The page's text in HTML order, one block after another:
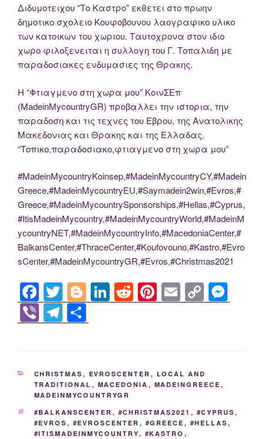
Διδυμοτειχου “Το Καστρο” εκθετει στο πρωην
δημοτικο σχολειο Κουφοβουνου λαογραφικο υλικο
των κατοικων του χωριου. Ταυτοχρονα στον ιδιο
χωρο φιλοξενειται η συλλογη του Γ. Τοπαλιδη με
παραδοσιακες ενδυμασιες της Θρακης.
Η “Φτιαγμενο στη χωρα μου” ΚοινΣΕπ
(MadeinMycountryGR) προβαλλει την ιστορια, την
παραδοση και τις τεχνες του Εβρου, της Ανατολικης
Mακεδονιας και Θρακης και της Ελλαδας.
“Τοπικο,παραδοσιακο,φτιαγμενο στη χωρα μου”
#MadeinMycountryKoinsep,#MadeinMycountryCY,#Madein
Greece,#MadeinMycountryEU,#Saymadein2win,#Evros,#
Greece,#MadeinMycountrySponsorships,#Hellas,#Cyprus,
#ItisMadeinMycountry,#MadeinMycountryWorld,#MadeinM
ycountryNET,#MadeinMycountryInfo,#MacedoniaCenter,#
BalkansCenter,#ThraceCenter,#Koufovouno,#Kastro,#Evro
sCenter,#MadeinMycountryGR,#Evros,#Christmas2021
F
a
c
e
b
o
o
k
T
wi
tt
er
Bl
o
g
g
er
Li
n
e
dI
n
R
e
di
t
Pi
nt
e
st
E
m
C
o
y
Li
n
k
e
e
er
Vi
b
er
T
el
e
gr
a
m
h
ar
e
CATEGORIES
CHRISTMAS , EVROSCENTER , LOCAL AND
TRADITIONAL , MACEDONIA , MADEINGREECE ,
MADEINMYCOUNTRYGR
TAGS
#BALKANSCENTER , #CHRISTMAS2021 , #CYPRUS ,
#EVROS , #EVROSCENTER , #GREECE , #HELLAS ,
#ITISMADEINMYCOUNTRY, #KASTRO ,